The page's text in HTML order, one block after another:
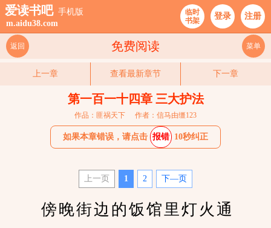
爱读书吧 手机版
m.aidu38.com
临时
书架
登录 注册
免费阅读
返回 菜单
上一章 查看最新章节 下一章
第一百一十四章 三大护法
作品：匪祸天下 作者：信马由缰123
如果本章错误，请点击 报错 10秒纠正
上一页 1 2 下—页
傍晚街边的饭馆里灯火通